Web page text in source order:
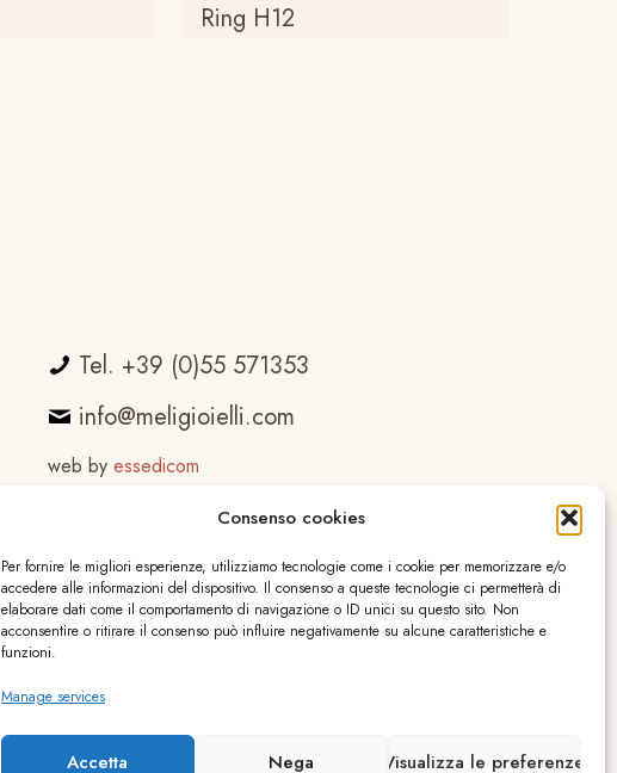
Consenso cookies
Per fornire le migliori esperienze, utilizziamo tecnologie come i cookie per memorizzare e/o
accedere alle informazioni del dispositivo. Il consenso a queste tecnologie ci permetterà di
elaborare dati come il comportamento di navigazione o ID unici su questo sito. Non
acconsentire o ritirare il consenso può influire negativamente su alcune caratteristiche e
funzioni.
Manage services
Accetta Nega Visualizza le preferenze
Ring H12
Tel. +39 (0)55 571353
info@meligioielli.com
web byessedicom